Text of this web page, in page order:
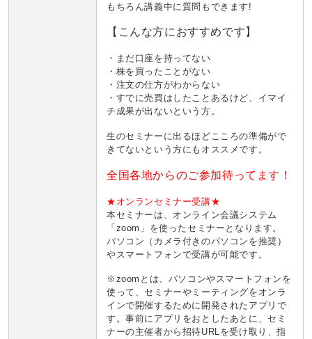
もちろん講義中に質問もできます!
【こんな方におすすめです】
・まだ口座を持ってない
・株を買ったことがない
・注文の仕方がわからない
・すでに売買はしたことあるけど、イマイ
チ成果が出ないという方。
生のセミナーに出るほどこころの準備がで
きてないという方にもオススメです。
全国各地からのご参加待ってます！
★オンランセミナー受講★
本セミナーは、オンライン会議システム
「zoom」を使ったセミナーとなります。
バソコン（カメラ付きのパソコンを推奨）
やスマートフォンで受講が可能です。
※zoomとは、パソコンやスマートフォンを
使って、セミナーやミーティングをオンラ
インで開催するために開発されたアプリで
す。事前にアプリをおとしたあとに、セミ
ナーの主催者から 招待URLを受け取り、指